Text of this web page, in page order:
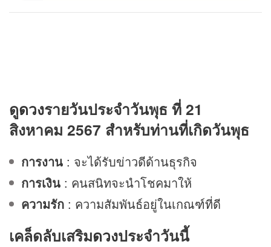
ดูดวงรายวันประจำวันพุธ ที่ 21
สิงหาคม 2567 สำหรับท่านที่เกิดวันพุธ
การงาน : จะได้รับข่าวดีด้านธุรกิจ
การเงิน : คนสนิทจะนำโชคมาให้
ความรัก : ความสัมพันธ์อยู่ในเกณฑ์ที่ดี
เคล็ดลับเสริมดวงประจำวันนี้